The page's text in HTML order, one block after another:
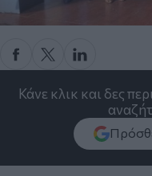
Κάνε κλικ και δες